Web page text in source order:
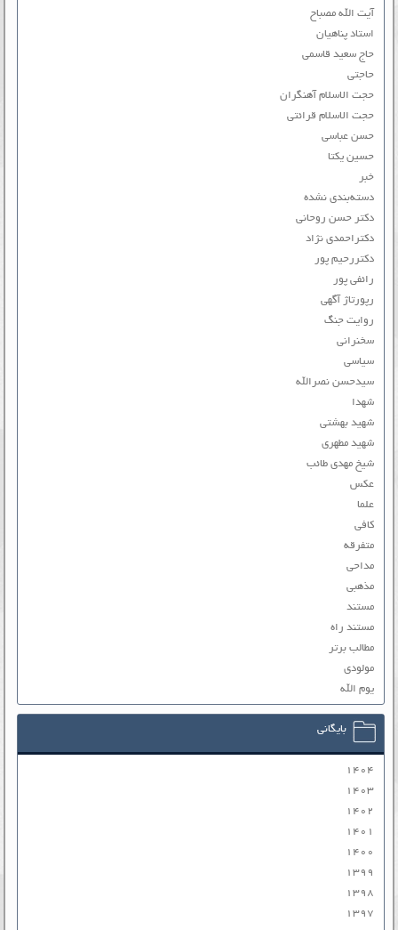
آیت الله مصباح
استاد پناهیان
حاج سعید قاسمی
حاجتی
حجت الاسلام آهنگران
حجت الاسلام قرائتی
حسن عباسی
حسین یکتا
خبر
دسته‌بندی نشده
دکتر حسن روحانی
دکتراحمدی نژاد
دکتررحیم پور
رائفی پور
رپورتاژ آگهی
روایت جنگ
سخنرانی
سیاسی
سیدحسن نصرالله
شهدا
شهید بهشتی
شهید مطهری
شیخ مهدی طائب
عکس
علما
کافی
متفرقه
مداحی
مذهبی
مستند
مستند راه
مطالب برتر
مولودی
یوم الله
بایگانی
۱۴۰۴
۱۴۰۳
۱۴۰۲
۱۴۰۱
۱۴۰۰
۱۳۹۹
۱۳۹۸
۱۳۹۷